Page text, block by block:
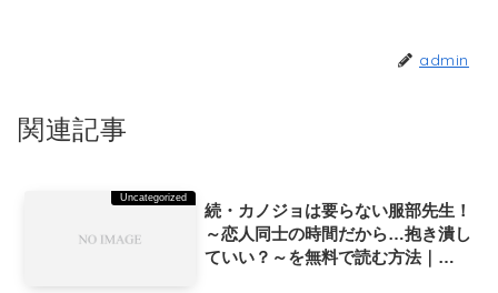
admin
関連記事
Uncategorized
続・カノジョは要らない服部先生！
～恋人同士の時間だから…抱き潰し
ていい？～を無料で読む方法｜